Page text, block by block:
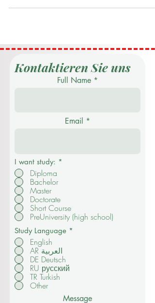
Kontaktieren Sie uns
I want study: *
Diploma
Bachelor
Master
Doctorate
Short Course
PreUniversity (high school)
Study Language
English
AR العربية
DE Deutsch
RU русский